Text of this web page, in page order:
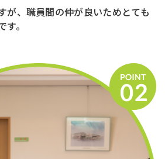
が、職員間の仲が良いためとても
。